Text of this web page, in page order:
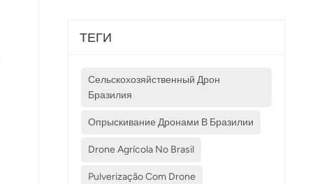
ТЕГИ
Сельскохозяйственный Дрон
Бразилия
Опрыскивание Дронами В Бразилии
Drone Agrícola No Brasil
Pulverização Com Drone